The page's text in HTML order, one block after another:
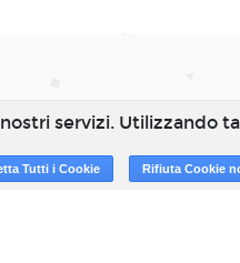
servizi. Utilizzando
Tutti i Cookie Rifiuta Cookie